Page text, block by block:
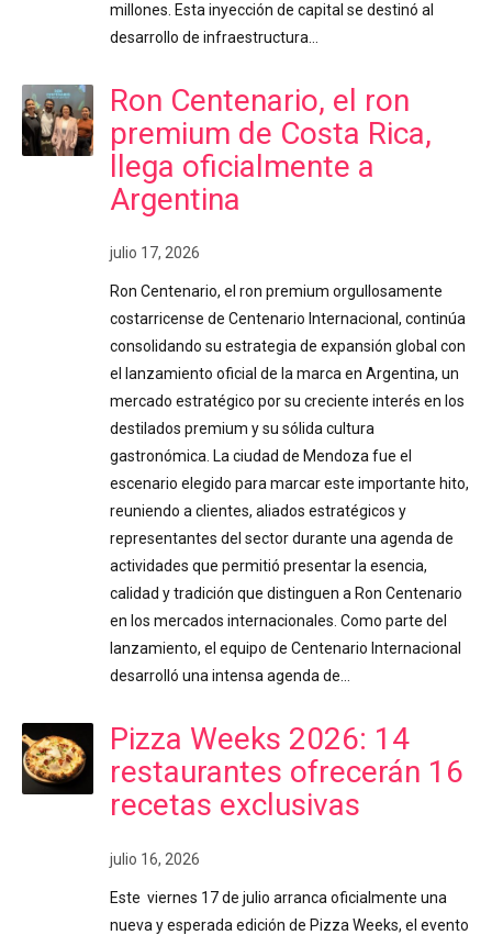
millones. Esta inyección de capital se destinó al
desarrollo de infraestructura…
Ron Centenario, el ron
premium de Costa Rica,
llega oficialmente a
Argentina
julio 17, 2026
Ron Centenario, el ron premium orgullosamente
costarricense de Centenario Internacional, continúa
consolidando su estrategia de expansión global con
el lanzamiento oficial de la marca en Argentina, un
mercado estratégico por su creciente interés en los
destilados premium y su sólida cultura
gastronómica. La ciudad de Mendoza fue el
escenario elegido para marcar este importante hito,
reuniendo a clientes, aliados estratégicos y
representantes del sector durante una agenda de
actividades que permitió presentar la esencia,
calidad y tradición que distinguen a Ron Centenario
en los mercados internacionales. Como parte del
lanzamiento, el equipo de Centenario Internacional
desarrolló una intensa agenda de…
Pizza Weeks 2026: 14
restaurantes ofrecerán 16
recetas exclusivas
julio 16, 2026
Este viernes 17 de julio arranca oficialmente una
nueva y esperada edición de Pizza Weeks, el evento